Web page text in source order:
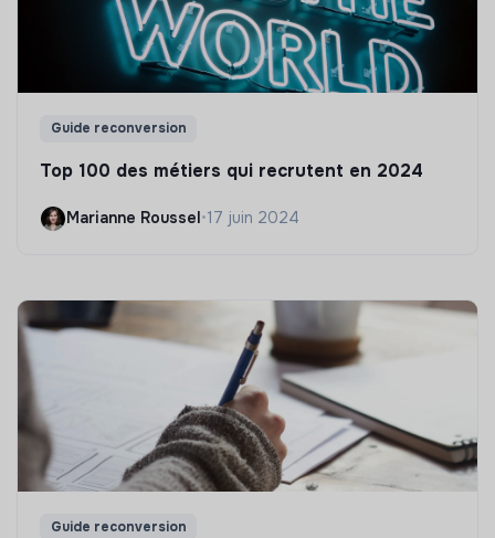
Guide reconversion
Top 100 des métiers qui recrutent en 2024
Marianne Roussel•17 juin 2024
Guide reconversion